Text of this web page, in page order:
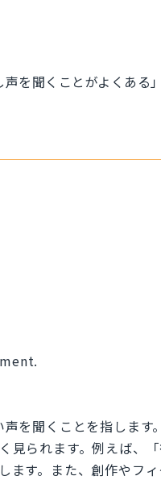
を聞くことがよくある
を聞くことを指します
見られます。例えば、
ます。また、創作やフ